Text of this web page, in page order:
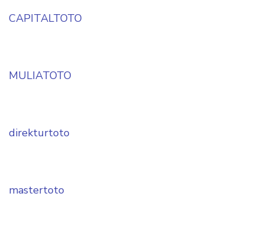
CAPITALTOTO
MULIATOTO
direkturtoto
mastertoto